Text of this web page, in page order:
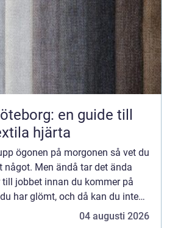
en guide till
hjärta
ögonen på morgonen så vet du
något. Men ändå tar det ända
jobbet innan du kommer på
har glömt, och då kan du inte
i ett högt: nej! Kollegorna
04 augusti 2026